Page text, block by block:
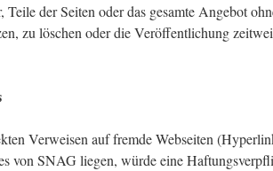
Teile der Seiten oder das gesamte Angebot
zu löschen oder die Veröffentlichung
Verweisen auf fremde Webseiten
von SNAG liegen, würde eine